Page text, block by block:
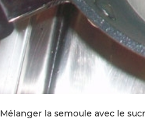
Mélanger la semoule avec le